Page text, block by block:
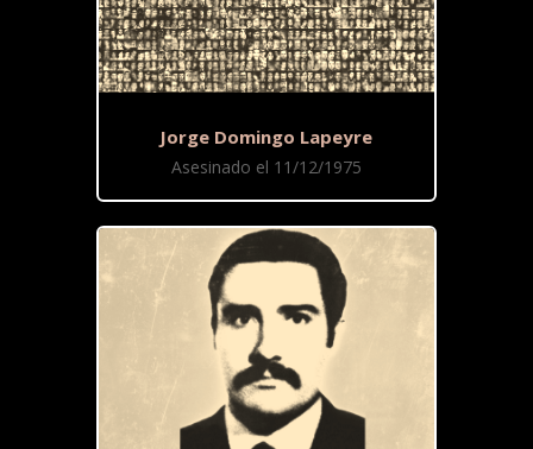
Jorge Domingo Lapeyre
Asesinado el 11/12/1975